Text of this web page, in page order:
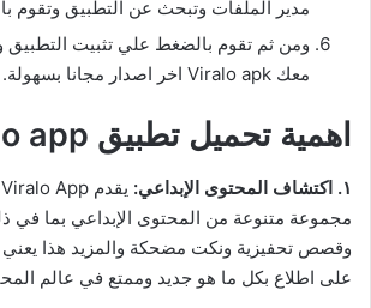
مدير الملفات وتبحث عن التطبيق وتقوم
ومن ثم تقوم بالضغط علي تثبيت التطبيق
معك Viralo apk اخر اصدار مجانا بسهولة.
اهمية تحميل تطبيق viralo app
١. اكتشاف المحتوى الإبداعي:
مجموعة متنوعة من المحتوى الإبداعي بما في
وقصص تحفيزية ونكت مضحكة والمزيد هذا يعني
على اطلاع بكل ما هو جديد وممتع في عالم